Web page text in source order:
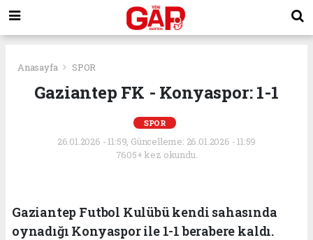
Anasayfa SPOR
Gaziantep FK - Konyaspor: 1-1
SPOR
26.01.2026 - 11:59, Güncelleme: 26.01.2026 - 11:59
7605+ kez okundu.
Gaziantep Futbol Kulübü kendi sahasında
oynadığı Konyaspor ile 1-1 berabere kaldı.